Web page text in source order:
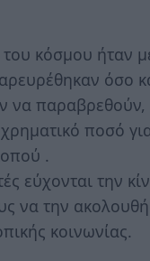
κόσμου ήταν
όσο
να παραβρεθούν,
ποσό
.
εύχονται την
να την
κοινωνίας.